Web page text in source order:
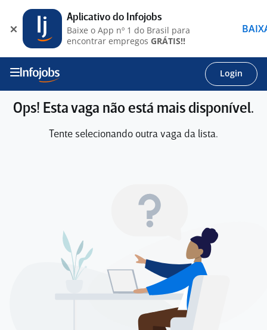
Login
Ops! Esta vaga não está mais disponível.
Tente selecionando outra vaga da lista.
Aplicativo do Infojobs
Baixe o App nº 1 do Brasil para
encontrar empregos GRÁTIS!!